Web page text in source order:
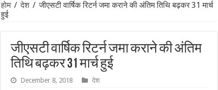
होम / देश / जीएसटी वार्षिक रिटर्न जमा कराने की अंतिम तिथि बढ़कर 31 मार्च
हुई
जीएसटी वार्षिक रिटर्न जमा कराने की अंतिम
तिथि बढ़कर 31 मार्च हुई
December 8, 2018 देश